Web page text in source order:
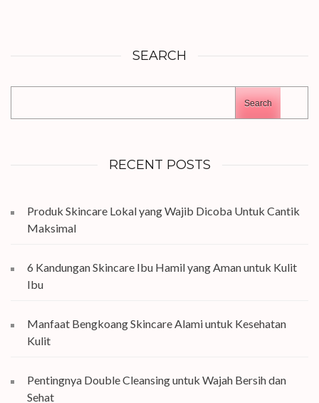
SEARCH
Search
RECENT POSTS
Produk Skincare Lokal yang Wajib Dicoba Untuk Cantik
Maksimal
6 Kandungan Skincare Ibu Hamil yang Aman untuk Kulit
Ibu
Manfaat Bengkoang Skincare Alami untuk Kesehatan
Kulit
Pentingnya Double Cleansing untuk Wajah Bersih dan
Sehat